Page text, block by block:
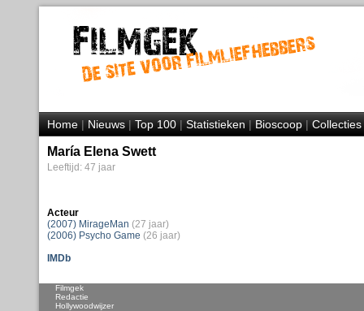
Home|Nieuws|Top 100|Statistieken|Bioscoop|Collecties
María Elena Swett
Leeftijd: 47 jaar
Acteur
(2007) MirageMan (27 jaar)
(2006) Psycho Game (26 jaar)
IMDb
Filmgek
Redactie
Hollywoodwijzer